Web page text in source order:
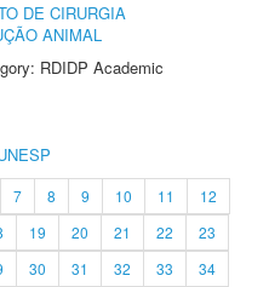
DE CIRURGIA
ANIMAL
RDIDP Academic
7 8 9 10 11
12
19 20 21 22
23
30 31 32 33
34